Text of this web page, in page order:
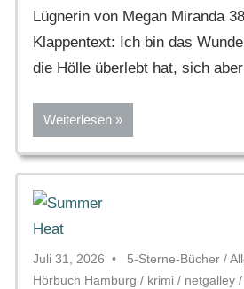
Lügnerin von Megan Miranda
Klappentext: Ich bin das
die Hölle überlebt hat, sich
Weiterlesen
Juli 31, 2026 5-Sterne-Bücher /
Hörbuch Hamburg / krimi / netgalley /